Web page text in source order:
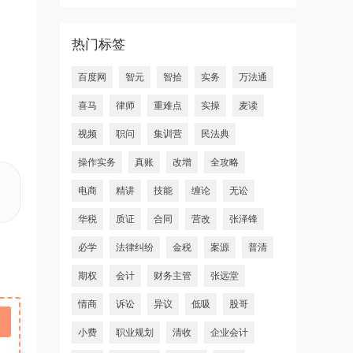
热门标签
百度网 智元 智拾 实务 万法通
喜马 律师 重难点 实操 麦读
视频 职问 集训营 民法典
操作实务 真账 改增 全攻略
电商 精讲 技能 缠论 无讼
华税 质证 合同 营改 张泽锋
必学 法律纠纷 金税 案源 普清
期权 会计 财务主管 张远堂
情商 诉讼 异议 低吸 股哥
小费 职业规划 清收 企业会计